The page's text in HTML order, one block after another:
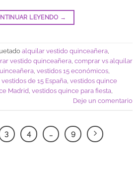
LEYENDO →
alquilar vestido quinceañera
vestido quinceañera comprar vs alquilar
vestidos 15 económicos
vestidos de 15 España vestidos quince
Madrid vestidos quince para fiesta
Deje un comentario
3 4 … 9